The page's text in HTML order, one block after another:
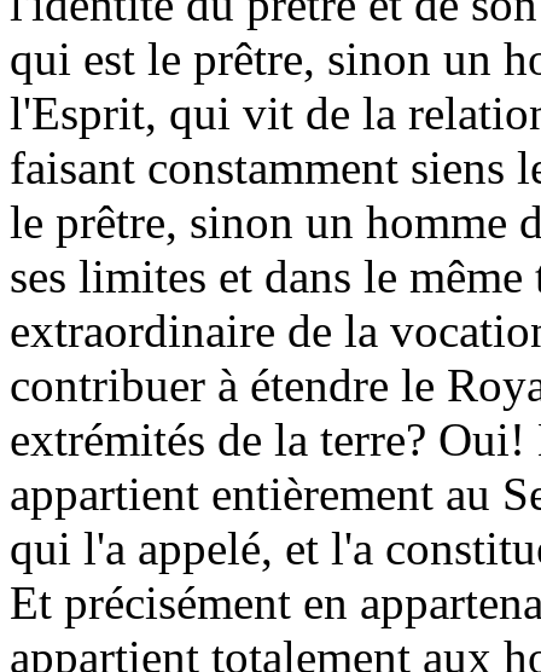
qui est le prêtre, sinon un
l'Esprit, qui vit de la
faisant constamment siens
le prêtre, sinon un homme
ses limites et dans le
extraordinaire de la
contribuer à étendre le
extrémités de la terre?
appartient entièrement au
qui l'a appelé, et l'a
Et précisément en
appartient totalement aux